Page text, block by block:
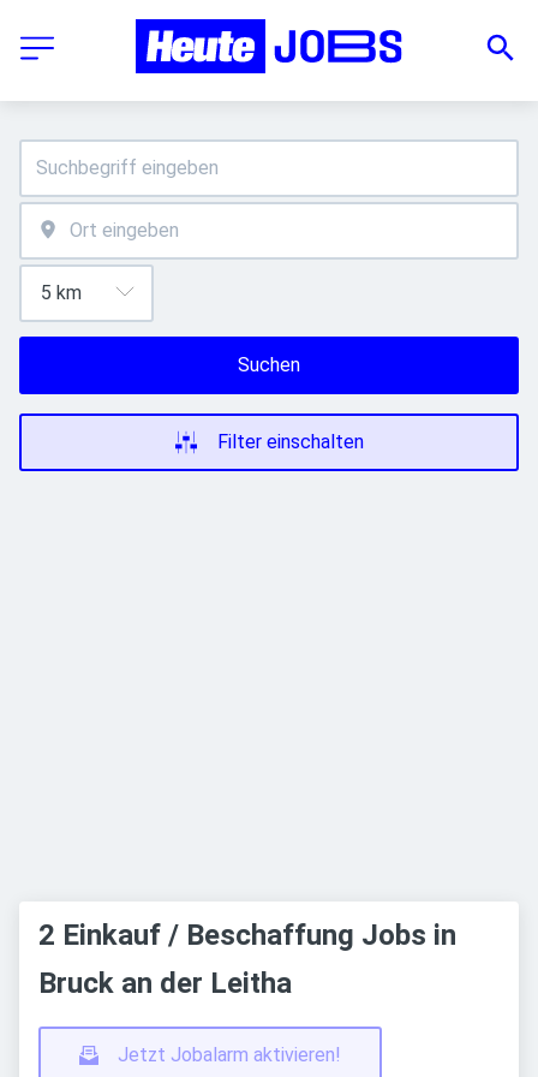
Suchen
Filter einschalten
2 Einkauf / Beschaffung Jobs in
Bruck an der Leitha
Jetzt Jobalarm aktivieren!